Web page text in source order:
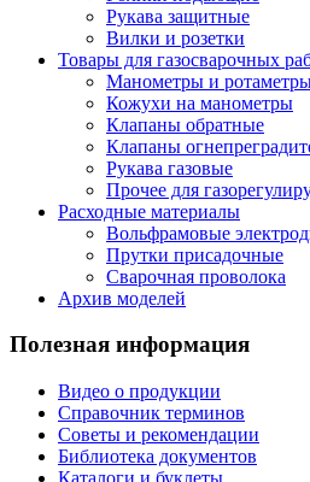
Рукава защитные
Вилки и розетки
Товары для газосварочных
Манометры и
Кожухи на манометры
Клапаны обратные
Клапаны
Рукава газовые
Прочее для
Расходные материалы
Вольфрамовые
Прутки присадочные
Сварочная проволока
Архив моделей
Полезная информация
Видео о продукции
Справочник терминов
Советы и рекомендации
Библиотека документов